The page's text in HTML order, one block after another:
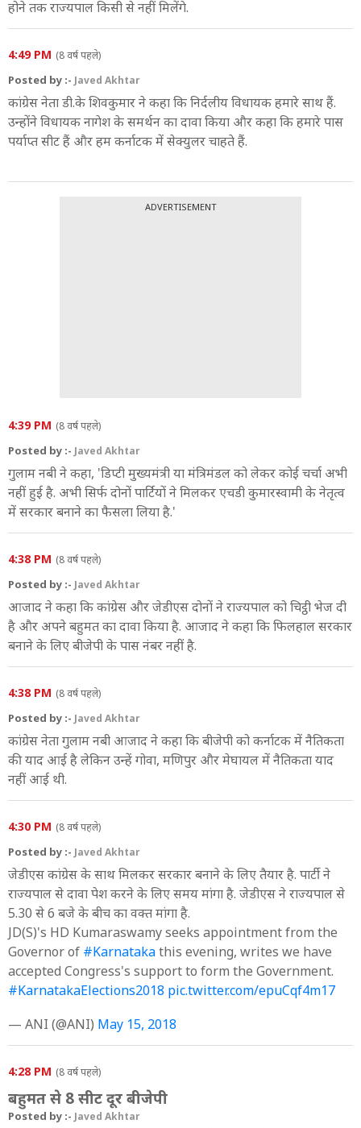
होने तक राज्यपाल किसी से नहीं मिलेंगे.
4:49 PM (8 वर्ष पहले)
Posted by :- Javed Akhtar
कांग्रेस नेता डी.के शिवकुमार ने कहा कि निर्दलीय विधायक हमारे साथ हैं.
उन्होंने विधायक नागेश के समर्थन का दावा किया और कहा कि हमारे पास
पर्याप्त सीट हैं और हम कर्नाटक में सेक्युलर चाहते हैं.
ADVERTISEMENT
4:39 PM (8 वर्ष पहले)
Posted by :- Javed Akhtar
गुलाम नबी ने कहा, 'डिप्टी मुख्यमंत्री या मंत्रिमंडल को लेकर कोई चर्चा अभी
नहीं हुई है. अभी सिर्फ दोनों पार्टियों ने मिलकर एचडी कुमारस्वामी के नेतृत्व
में सरकार बनाने का फैसला लिया है.'
4:38 PM (8 वर्ष पहले)
Posted by :- Javed Akhtar
आजाद ने कहा कि कांग्रेस और जेडीएस दोनों ने राज्यपाल को चिट्ठी भेज दी
है और अपने बहुमत का दावा किया है. आजाद ने कहा कि फिलहाल सरकार
बनाने के लिए बीजेपी के पास नंबर नहीं है.
4:38 PM (8 वर्ष पहले)
Posted by :- Javed Akhtar
कांग्रेस नेता गुलाम नबी आजाद ने कहा कि बीजेपी को कर्नाटक में नैतिकता
की याद आई है लेकिन उन्हें गोवा, मणिपुर और मेघायल में नैतिकता याद
नहीं आई थी.
4:30 PM (8 वर्ष पहले)
Posted by :- Javed Akhtar
जेडीएस कांग्रेस के साथ मिलकर सरकार बनाने के लिए तैयार है. पार्टी ने
राज्यपाल से दावा पेश करने के लिए समय मांगा है. जेडीएस ने राज्यपाल से
5.30 से 6 बजे के बीच का वक्त मांगा है.
JD(S)'s HD Kumaraswamy seeks appointment from the
Governor of #Karnatakathis evening, writes we have
accepted Congress's support to form the Government.
#KarnatakaElections2018 pic.twitter.com/epuCqf4m17
— ANI (@ANI) May 15, 2018
4:28 PM (8 वर्ष पहले)
बहुमत से 8 सीट दूर बीजेपी
Posted by :- Javed Akhtar